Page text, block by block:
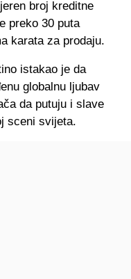
broj kreditne
preko 30 puta
karata za prodaju.
istakao je da
globalnu ljubav
da putuju i slave
sceni svijeta.